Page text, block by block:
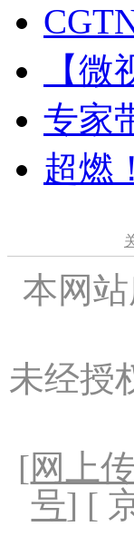
【
专家
超燃
本网
未经授
[网上
号] [